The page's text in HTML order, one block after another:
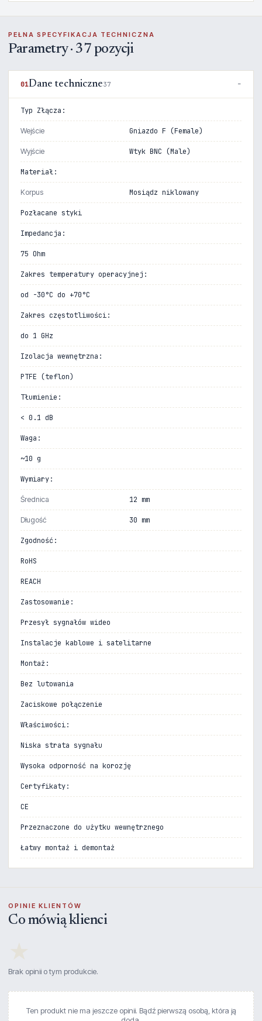
PEŁNA SPECYFIKACJA TECHNICZNA
Parametry · 37 pozycji
01Dane techniczne37
Typ Złącza:
Wejście Gniazdo F (Female)
Wyjście Wtyk BNC (Male)
Materiał:
Korpus Mosiądz niklowany
Pozłacane styki
Impedancja:
75 Ohm
Zakres temperatury operacyjnej:
od -30°C do +70°C
Zakres częstotliwości:
do 1 GHz
Izolacja wewnętrzna:
PTFE (teflon)
Tłumienie:
< 0.1 dB
Waga:
~10 g
Wymiary:
Średnica 12 mm
Długość 30 mm
Zgodność:
RoHS
REACH
Zastosowanie:
Przesył sygnałów wideo
Instalacje kablowe i satelitarne
Montaż:
Bez lutowania
Zaciskowe połączenie
Właściwości:
Niska strata sygnału
Wysoka odporność na korozję
Certyfikaty:
CE
Przeznaczone do użytku wewnętrznego
Łatwy montaż i demontaż
OPINIE KLIENTÓW
Co mówią klienci
Brak opinii o tym produkcie.
Ten produkt nie ma jeszcze opinii. Bądź pierwszą osobą, która ją